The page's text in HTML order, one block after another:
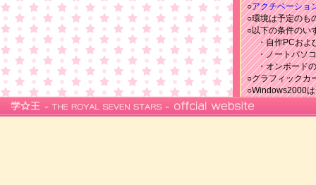
○アクチベーショ
○環境は予定のも
○以下の条件のい
・自作PCおよび
・ノートパソコ
・オンボードの
○グラフィックカ
○Windows2000